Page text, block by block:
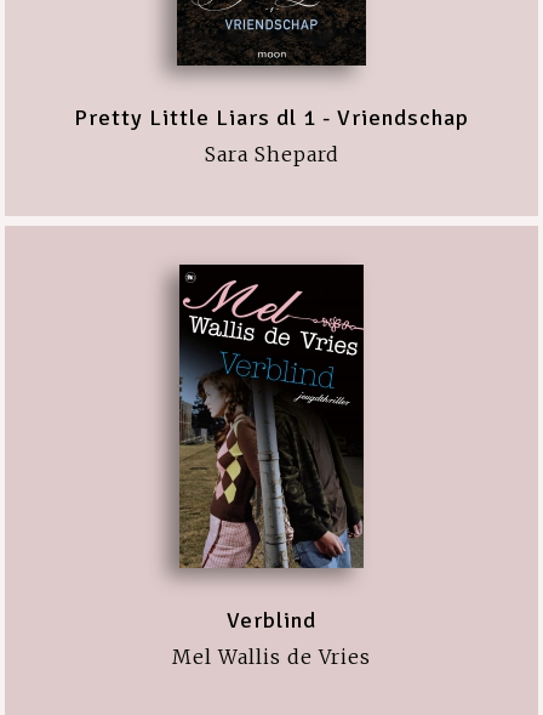
Pretty Little Liars dl 1 - Vriendschap
Sara Shepard
Verblind
Mel Wallis de Vries